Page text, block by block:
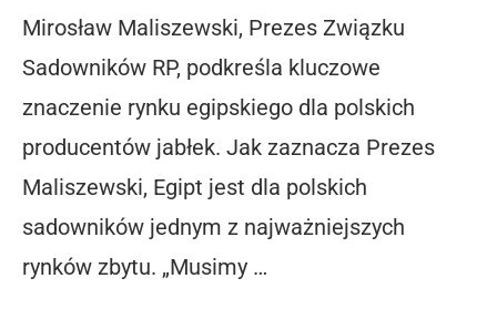
Mirosław Maliszewski, Prezes Związku
Sadowników RP, podkreśla kluczowe
znaczenie rynku egipskiego dla polskich
producentów jabłek. Jak zaznacza Prezes
Maliszewski, Egipt jest dla polskich
sadowników jednym z najważniejszych
rynków zbytu. „Musimy …